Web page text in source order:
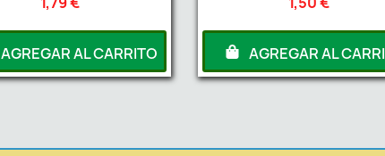
AGREGAR AL CARRITO AGREGAR AL